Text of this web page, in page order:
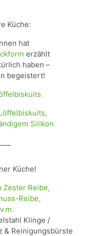
Küche:
hat
erzählt
haben –
begeistert!
Silikon
Küche!
Zester Reibe,
Reibe,
Klinge /
& Reinigungsbürste